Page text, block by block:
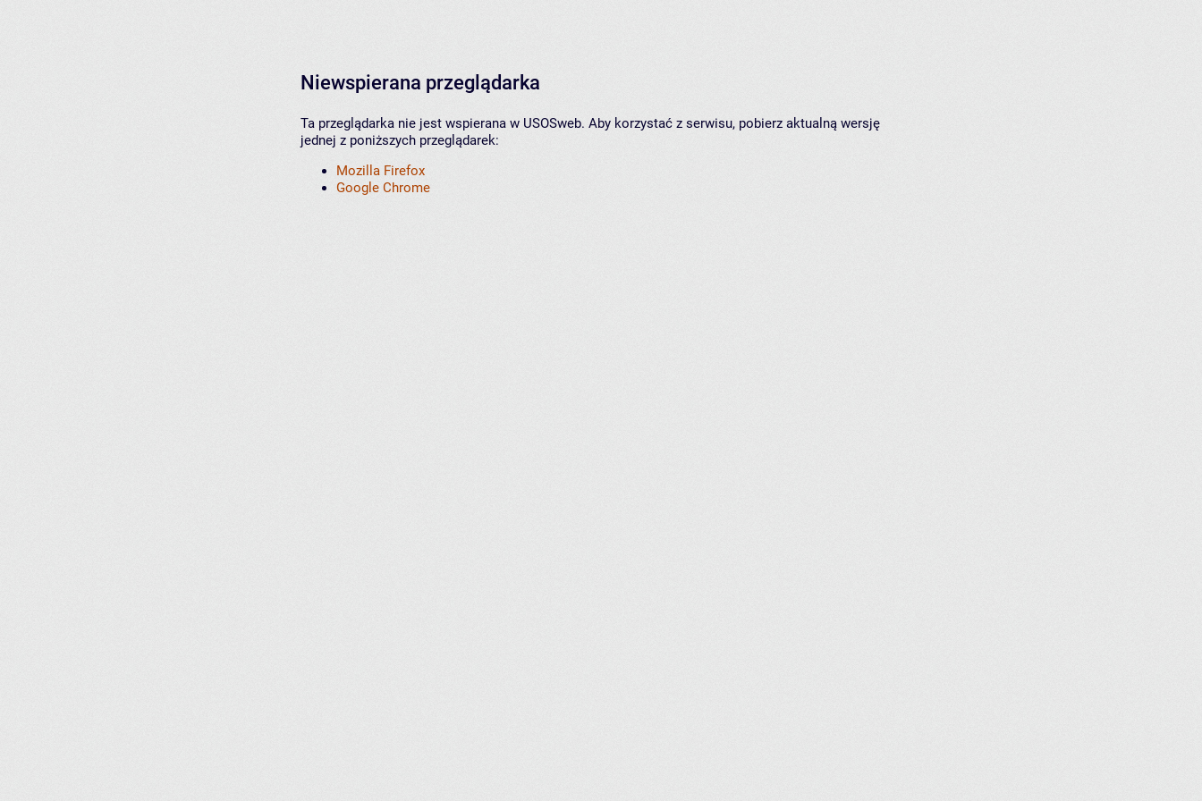
Niewspierana przeglądarka
Ta przeglądarka nie jest wspierana w USOSweb. Aby korzystać z serwisu, pobierz aktualną wersję
jednej z poniższych przeglądarek:
Mozilla Firefox
Google Chrome